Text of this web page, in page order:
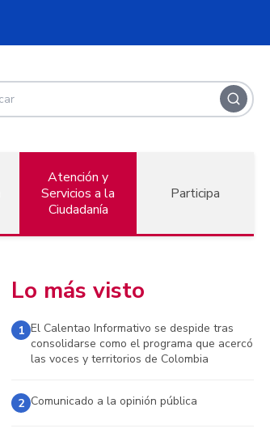
Atención y
Servicios a la
Ciudadanía
Participa
Lo más visto
1 El Calentao Informativo se despide tras
consolidarse como el programa que acercó
las voces y territorios de Colombia
2 Comunicado a la opinión pública